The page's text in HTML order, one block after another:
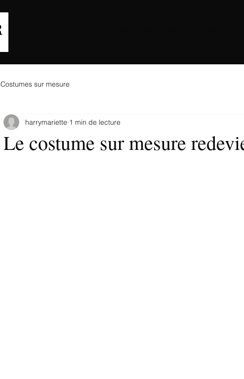
Costumes sur mesure
Le costume sur mesure
harrymariette 1 min de lecture